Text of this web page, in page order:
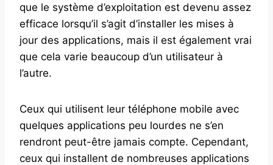
que le système d’exploitation est devenu assez
efficace lorsqu’il s’agit d’installer les mises à
jour des applications, mais il est également vrai
que cela varie beaucoup d’un utilisateur à
l’autre.
Ceux qui utilisent leur téléphone mobile avec
quelques applications peu lourdes ne s’en
rendront peut-être jamais compte. Cependant,
ceux qui installent de nombreuses applications